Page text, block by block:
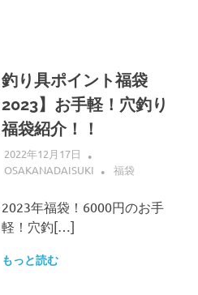
釣り具ポイント福袋
2023】お手軽！穴釣り
福袋紹介！！
2022年12月17日
OSAKANADAISUKI
福袋
2023年福袋！6000円のお手
軽！穴釣[…]
もっと読む